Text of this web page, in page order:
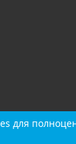
для